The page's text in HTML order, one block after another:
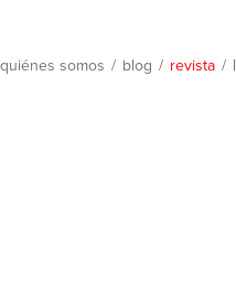
quiénes somos / blog / revista /